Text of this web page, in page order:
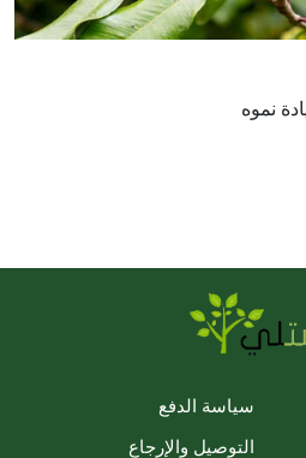
سياسة الدفع
التوصيل والإرجاع